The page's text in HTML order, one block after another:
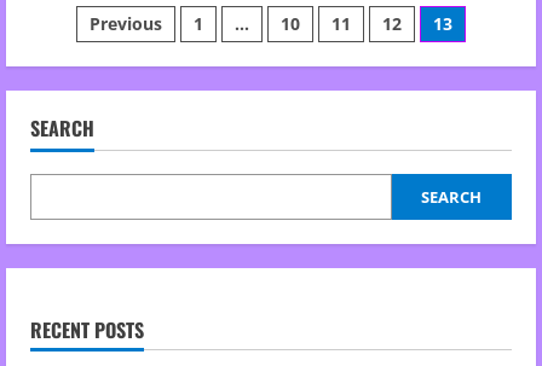
เจ
มี
ไนน์
เผย
ใส
ด้วย
Bright
Exfoliant
ล
ลิ่
งมาส์
Posts
pagination
Previous 1 … 10 11 12 13
SEARCH
SEARCH
RECENT POSTS